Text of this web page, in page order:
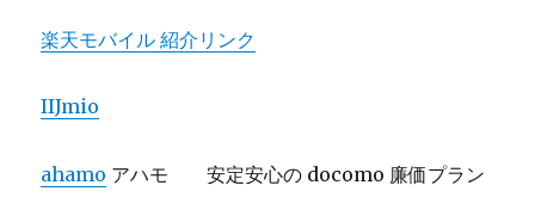
楽天モバイル 紹介リンク
IIJmio
ahamo アハモ 安定安心の docomo 廉価プラン